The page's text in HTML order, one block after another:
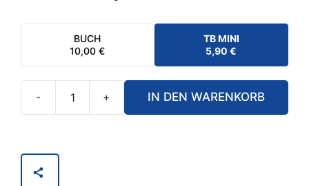
BUCH
10,00€
TB MINI
5,90€
-
Zuversicht
+ IN DEN WARENKORB